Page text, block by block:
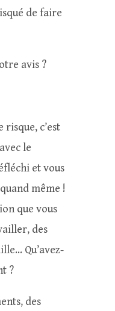
de faire
avis ?
risque, c’est
le
et vous
même !
que vous
des
Qu’avez-
?
des